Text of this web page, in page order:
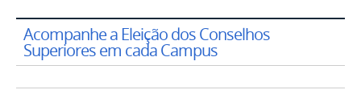
Acompanhe a Eleição dos Conselhos
Superiores em cada Campus